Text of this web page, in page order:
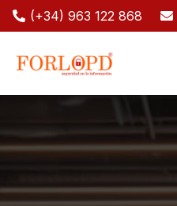
(+34) 963 122 868